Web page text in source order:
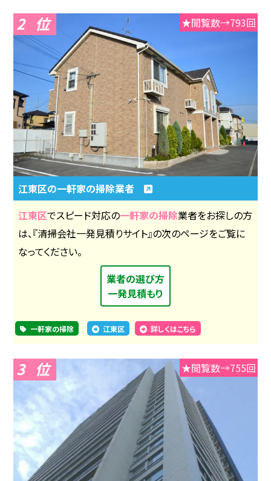
2 ★閲覧数→793回
江東区の一軒家の掃除業者
江東区でスピード対応の一軒家の掃除業者をお探しの方
は、『清掃会社一発見積りサイト』の次のページをご覧に
なってください。
業者の選び方
一発見積もり
一軒家の掃除 江東区 詳しくはこちら
3 ★閲覧数→755回